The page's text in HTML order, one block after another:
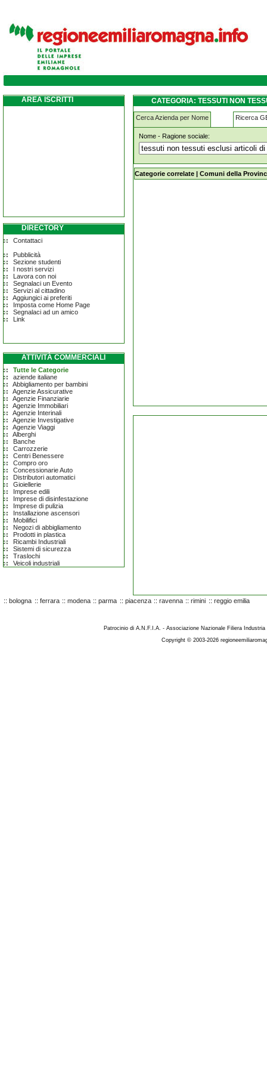
tessuti-non-tessuti-esclusi-articoli-di-
AREA ISCRITTI
DIRECTORY
Contattaci
Pubblicità
Sezione studenti
I nostri servizi
Lavora con noi
Segnalaci un Evento
Servizi al cittadino
Aggiungici ai preferiti
Imposta come Home Page
Segnalaci ad un amico
Link
ATTIVITÀ COMMERCIALI
Tutte le Categorie
aziende italiane
Abbigliamento per bambini
Agenzie Assicurative
Agenzie Finanziarie
Agenzie Immobiliari
Agenzie Interinali
Agenzie Investigative
Agenzie Viaggi
Alberghi
Banche
Carrozzerie
Centri Benessere
Compro oro
Concessionarie Auto
Distributori automatici
Gioiellerie
Imprese edili
Imprese di disinfestazione
Imprese di pulizia
Installazione ascensori
Mobilifici
Negozi di abbigliamento
Prodotti in plastica
Ricambi Industriali
Sistemi di sicurezza
Traslochi
Veicoli industriali
CATEGORIA: TESSUTI NON
Cerca Azienda per Nome Ricerca
Nome - Ragione sociale:
tessuti-non-tessuti-esclusi-articoli-
Categorie correlate | Comuni della
:: bologna :: ferrara :: modena :: parma :: piacenza :: ravenna :: rimini :: reggio emilia
Patrocinio di A.N.F.I.A. - Associazione Nazionale Filiera
Copyright © 2003-2026